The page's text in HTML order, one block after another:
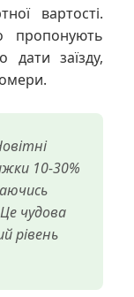
вартості.
пропонують
дати заїзду,
10-30%
чудова
рівень